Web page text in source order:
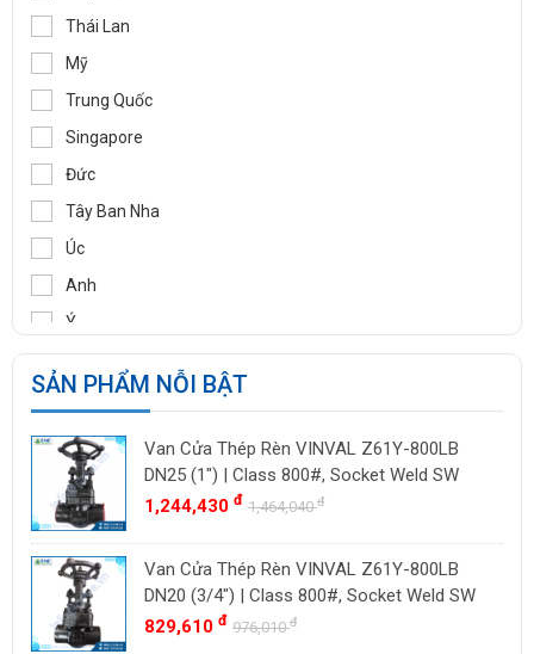
RITAG
GASSO
SAMYANG
TOZEN
PEKOS
VINVAL
AZBIL
BROADY
OCV
SIRCA
BESA
BAODI
TLV
ZENNER
DOUGLAS
LESER
VENN
Thái Lan
Mỹ
Trung Quốc
Singapore
Đức
Tây Ban Nha
Úc
Anh
Ý
Pháp
Ấn Độ
Indonesia
Malaysia
Đài Loan
Việt Nam
Thụy Sĩ
Ba Lan
SẢN PHẨM NỖI BẬT
Van Cửa Thép Rèn VINVAL Z61Y-800LB
DN25 (1") | Class 800#, Socket Weld SW
1,244,430 đ 1,464,040đ
Van Cửa Thép Rèn VINVAL Z61Y-800LB
DN20 (3/4") | Class 800#, Socket Weld SW
829,610 đ 976,010đ